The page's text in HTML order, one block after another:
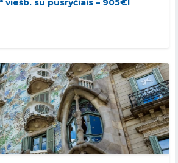
viešb. su pusryčiais – 905€!